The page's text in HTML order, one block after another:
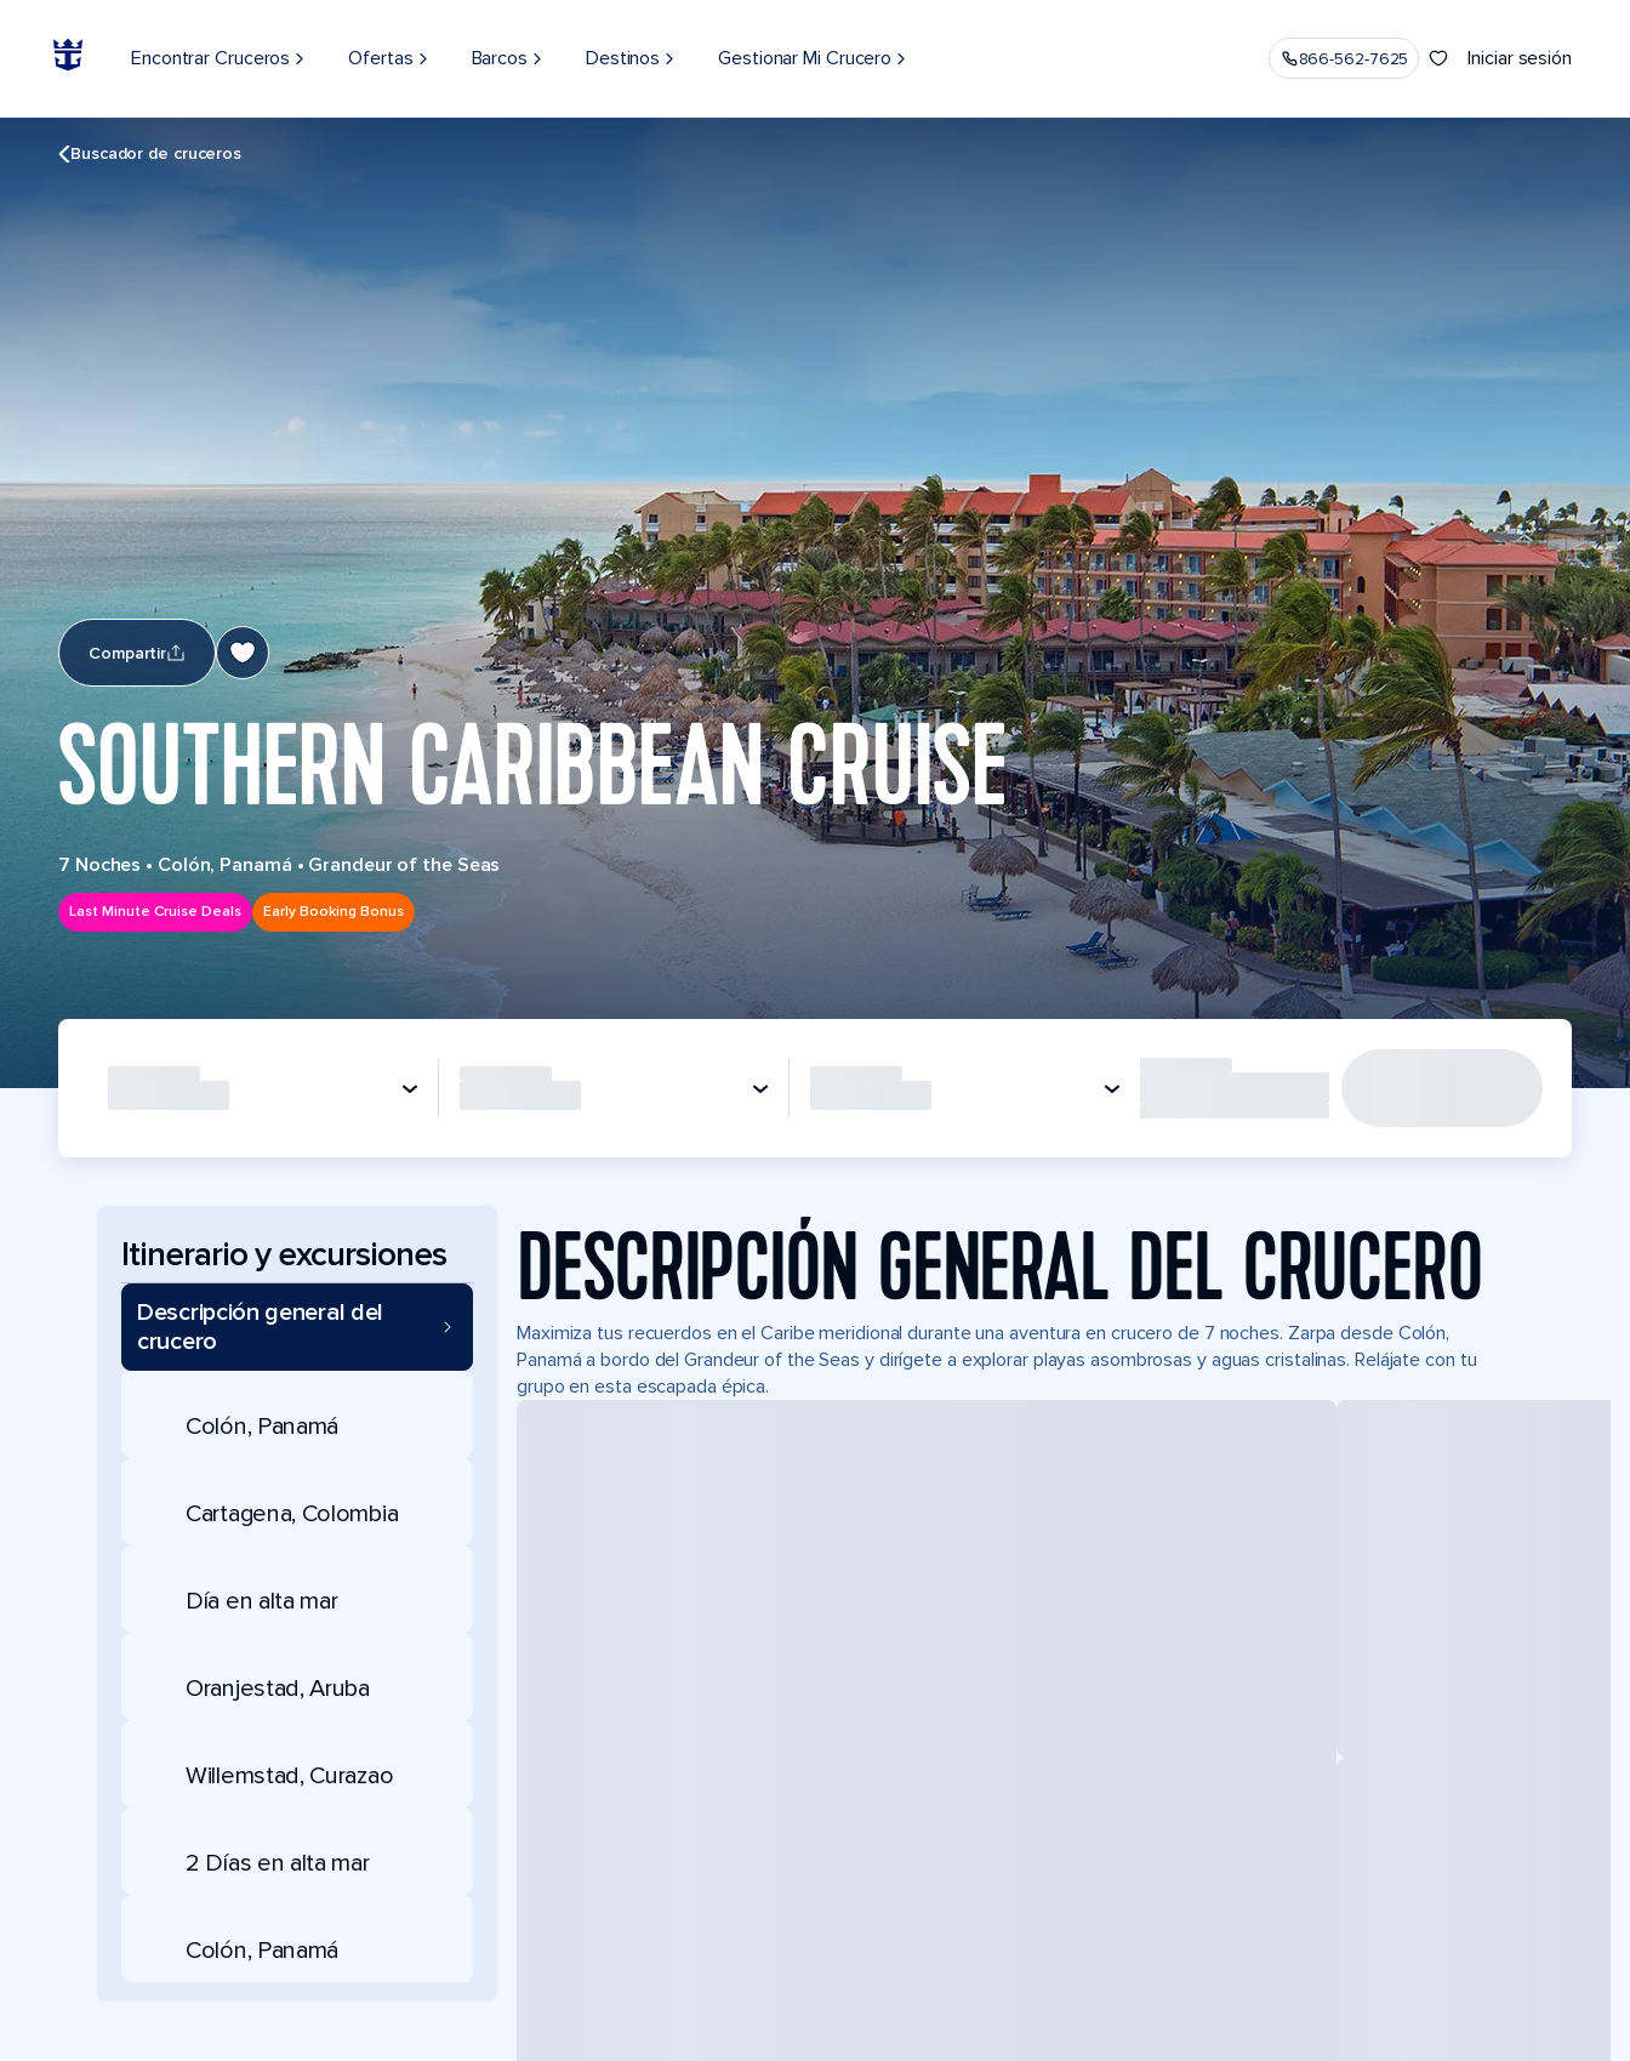
Encontrar Cruceros Ofertas Barcos Destinos Gestionar Mi Crucero 866-562-7625 Iniciar sesión
Buscador de cruceros
Compartir
SOUTHERN CARIBBEAN CRUISE
7 Noches • Colón, Panamá • Grandeur of the Seas
Last Minute Cruise Deals Early Booking Bonus
Itinerario y excursiones
Descripción general del
crucero
Colón, Panamá
Cartagena, Colombia
Día en alta mar
Oranjestad, Aruba
Willemstad, Curazao
2 Días en alta mar
Colón, Panamá
DESCRIPCIÓN GENERAL DEL CRUCERO
Maximiza tus recuerdos en el Caribe meridional durante una aventura en crucero de 7 noches. Zarpa desde Colón,
Panamá a bordo del Grandeur of the Seas y dirígete a explorar playas asombrosas y aguas cristalinas. Relájate con tu
grupo en esta escapada épica.